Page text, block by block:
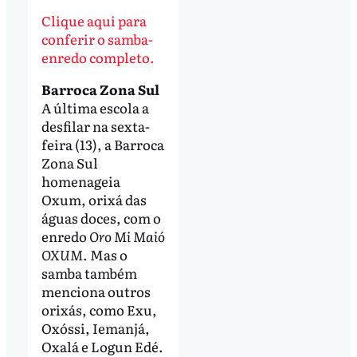
Clique aqui para
conferir o samba-
enredo completo.
Barroca Zona Sul
A última escola a
desfilar na sexta-
feira (13), a Barroca
Zona Sul
homenageia
Oxum, orixá das
águas doces, com o
enredo Oro Mi Maió
OXUM. Mas o
samba também
menciona outros
orixás, como Exu,
Oxóssi, Iemanjá,
Oxalá e Logun Edé.